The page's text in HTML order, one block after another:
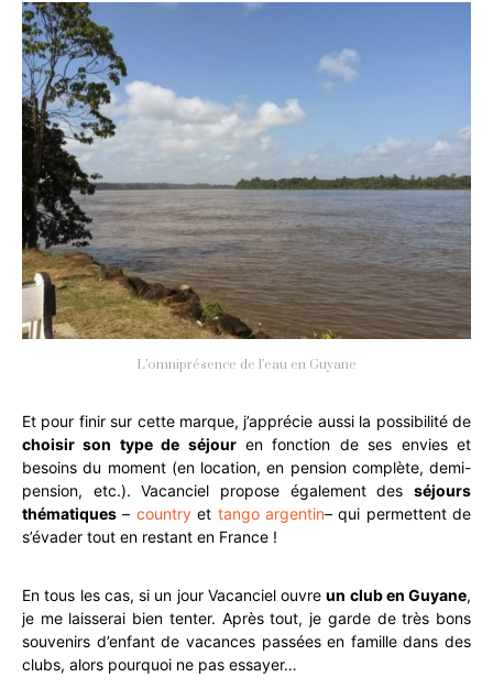
L’omniprésence de l’eau en Guyane
Et pour finir sur cette marque, j’apprécie aussi la possibilité de
choisir son type de séjouren fonction de ses envies et
besoins du moment (en location, en pension complète, demi-
pension, etc.). Vacanciel propose également des séjours
thématiques – countryet tango argentin– qui permettent de
s’évader tout en restant en France !
En tous les cas, si un jour Vacanciel ouvreun club en Guyane,
je me laisserai bien tenter. Après tout, je garde de très bons
souvenirs d’enfant de vacances passées en famille dans des
clubs, alors pourquoi ne pas essayer…